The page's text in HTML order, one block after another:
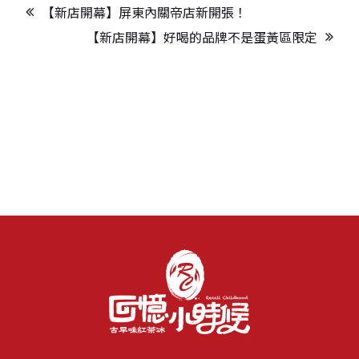
【新店開幕】屏東內關帝店新開張！
【新店開幕】好喝的品牌不是蛋黃區限定